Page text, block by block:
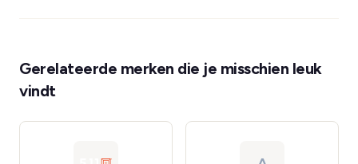
Gerelateerde merken die je misschien leuk
vindt